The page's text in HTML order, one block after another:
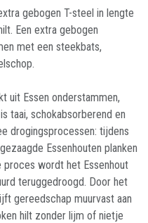
gebogen T-steel in lengte
Een extra gebogen
met een steekbats,
uit Essen onderstammen,
taai, schokabsorberend en
drogingsprocessen: tijdens
Essenhouten planken
wordt het Essenhout
teruggedroogd. Door het
gereedschap muurvast aan
hilt zonder lijm of nietje